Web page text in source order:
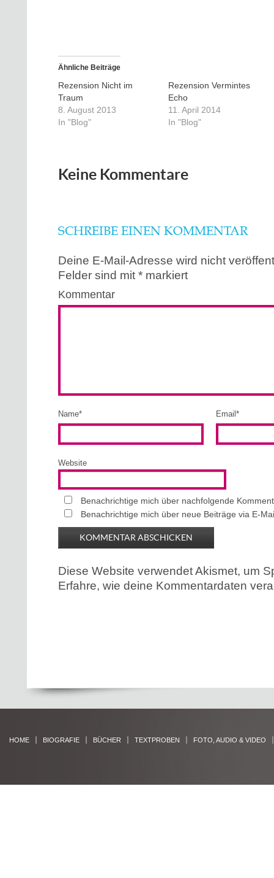
Ähnliche Beiträge
Rezension Nicht im
Traum
8. August 2013
In "Blog"
Rezension Vermintes
Echo
11. April 2014
In "Blog"
Keine Kommentare
SCHREIBE EINEN KOMMENTAR
Deine E-Mail-Adresse wird nicht
Felder sind mit * markiert
Kommentar
Name* Email *
Website
Benachrichtige mich über nachfolgende
Benachrichtige mich über neue Beiträge via E-
Diese Website verwendet Akismet, um
Erfahre, wie deine Kommentardaten
HOME BIOGRAFIE BÜCHER TEXTPROBEN FOTO, AUDIO & VIDEO